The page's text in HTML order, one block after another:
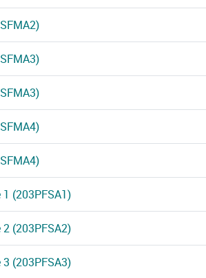
(203PFSA1)
(203PFSA2)
(203PFSA3)